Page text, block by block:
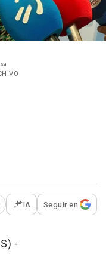
opciones para
IA Seguir en
-